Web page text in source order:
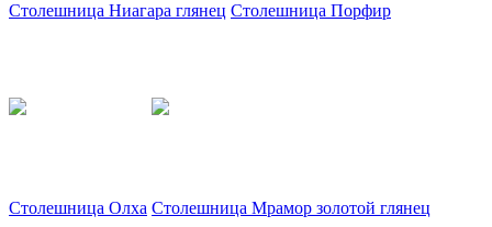
Столешница Ниагара глянец Столешница Порфир
Столешница Олха Столешница Мрамор золотой глянец